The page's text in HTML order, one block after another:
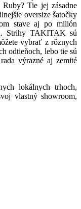
Tie jej zásadne
oversize šatočky
stave aj po milión
Strihy TAKITAK sú
vybrať z rôznych
odtieňoch, lebo tie sú
výrazné aj zemité
lokálnych trhoch,
vlastný showroom,